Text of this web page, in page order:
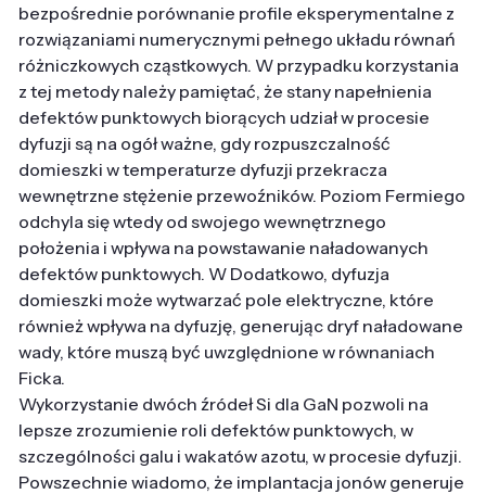
bezpośrednie porównanie profile eksperymentalne z
rozwiązaniami numerycznymi pełnego układu równań
różniczkowych cząstkowych. W przypadku korzystania
z tej metody należy pamiętać, że stany napełnienia
defektów punktowych biorących udział w procesie
dyfuzji są na ogół ważne, gdy rozpuszczalność
domieszki w temperaturze dyfuzji przekracza
wewnętrzne stężenie przewoźników. Poziom Fermiego
odchyla się wtedy od swojego wewnętrznego
położenia i wpływa na powstawanie naładowanych
defektów punktowych. W Dodatkowo, dyfuzja
domieszki może wytwarzać pole elektryczne, które
również wpływa na dyfuzję, generując dryf naładowane
wady, które muszą być uwzględnione w równaniach
Ficka.
Wykorzystanie dwóch źródeł Si dla GaN pozwoli na
lepsze zrozumienie roli defektów punktowych, w
szczególności galu i wakatów azotu, w procesie dyfuzji.
Powszechnie wiadomo, że implantacja jonów generuje